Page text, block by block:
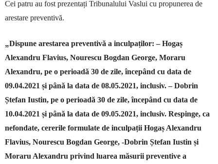
Cei patru au fost prezentați Tribunalului Vaslui cu propunerea de
arestare preventivă.
„Dispune arestarea preventivă a inculpaților: – Hogaș
Alexandru Flavius, Nourescu Bogdan George, Moraru
Alexandru, pe o perioadă 30 de zile, începând cu data de
09.04.2021 și până la data de 08.05.2021, inclusiv. – Dobrin
Ștefan Iustin, pe o perioadă 30 de zile, începând cu data de
10.04.2021 și până la data de 09.05.2021, inclusiv. Respinge, ca
nefondate, cererile formulate de inculpații Hogaș Alexandru
Flavius, Nourescu Bogdan George, -Dobrin Ștefan Iustin și
Moraru Alexandru privind luarea măsurii preventive a